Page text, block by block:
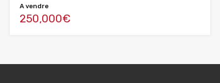
A vendre
250,000€